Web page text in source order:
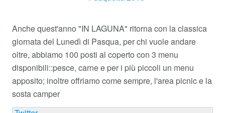
Anche quest'anno "IN LAGUNA" ritorna con la classica
giornata del Lunedì di Pasqua, per chi vuole andare
oltre, abbiamo 100 posti al coperto con 3 menu
disponibili::pesce, carne e per i più piccoli un menu
apposito; inoltre offriamo come sempre, l'area picnic e la
sosta camper